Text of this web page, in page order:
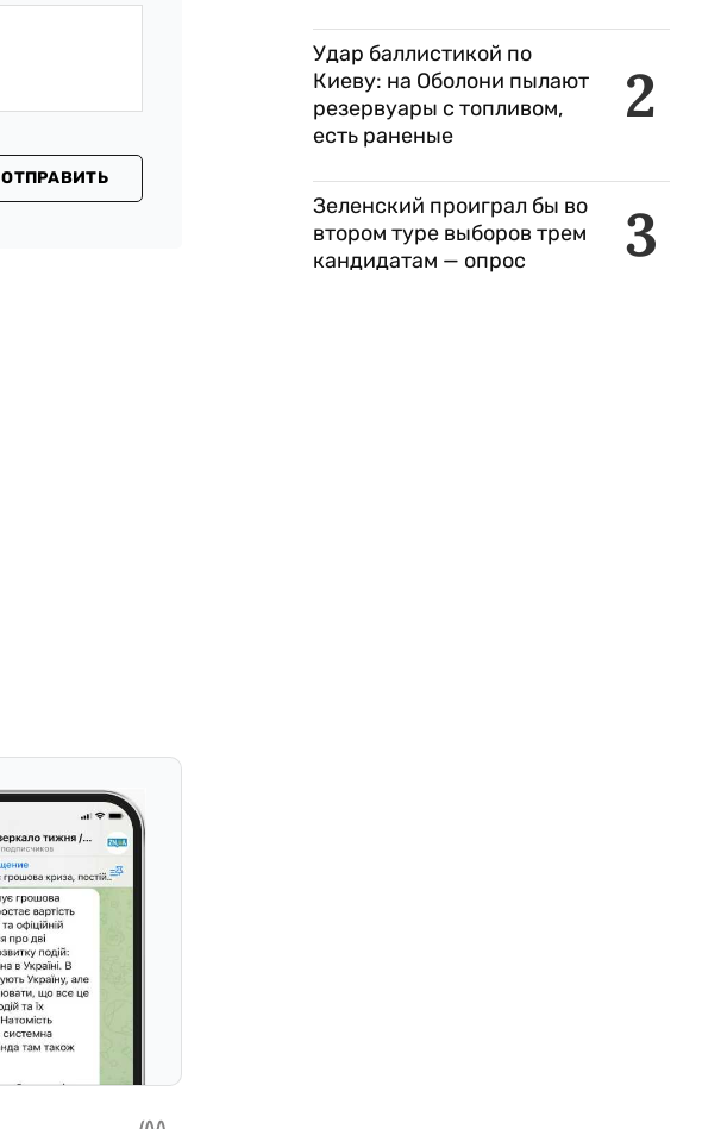
ОТПРАВИТЬ
2
Удар баллистикой по
Киеву: на Оболони пылают
резервуары с топливом,
есть раненые
3
Зеленский проиграл бы во
втором туре выборов трем
кандидатам — опрос